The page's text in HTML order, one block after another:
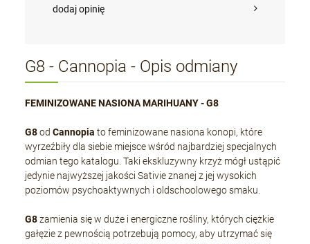
dodaj opinię
G8 - Cannopia - Opis odmiany
FEMINIZOWANE NASIONA MARIHUANY - G8
G8odCannopia to feminizowane nasiona konopi, które
wyrzeźbiły dla siebie miejsce wśród najbardziej specjalnych
odmian tego katalogu. Taki ekskluzywny krzyż mógł ustąpić
jedynie najwyższej jakości Sativie znanej z jej wysokich
poziomów psychoaktywnych i oldschoolowego smaku.
G8zamienia się w duże i energiczne rośliny, których ciężkie
gałęzie z pewnością potrzebują pomocy, aby utrzymać się